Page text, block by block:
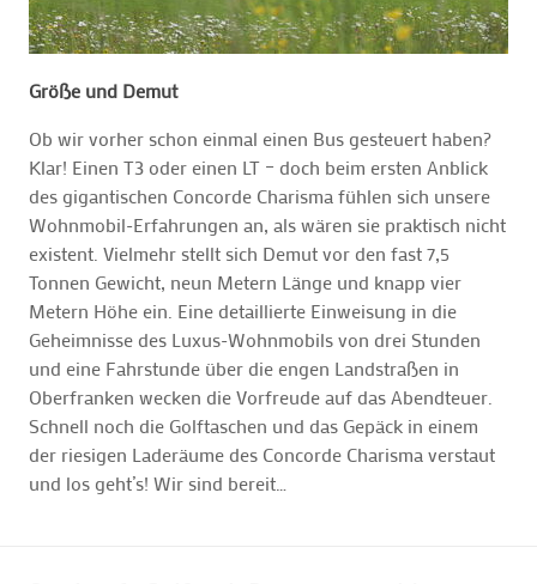
Größe und Demut
Ob wir vorher schon einmal einen Bus gesteuert haben?
Klar! Einen T3 oder einen LT – doch beim ersten Anblick
des gigantischen Concorde Charisma fühlen sich unsere
Wohnmobil-Erfahrungen an, als wären sie praktisch nicht
existent. Vielmehr stellt sich Demut vor den fast 7,5
Tonnen Gewicht, neun Metern Länge und knapp vier
Metern Höhe ein. Eine detaillierte Einweisung in die
Geheimnisse des Luxus-Wohnmobils von drei Stunden
und eine Fahrstunde über die engen Landstraßen in
Oberfranken wecken die Vorfreude auf das Abendteuer.
Schnell noch die Golftaschen und das Gepäck in einem
der riesigen Laderäume des Concorde Charisma verstaut
und los geht’s! Wir sind bereit…